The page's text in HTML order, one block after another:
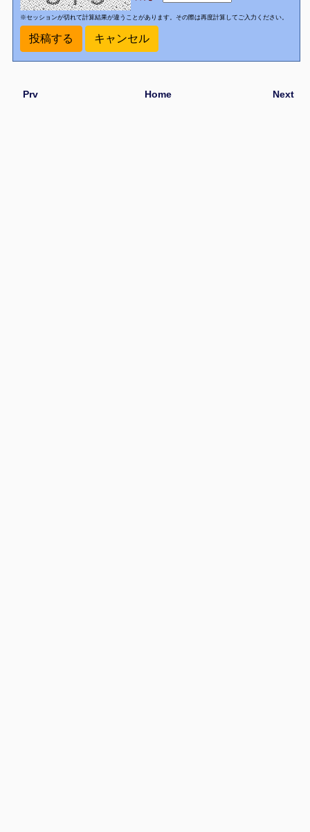
※セッションが切れて計算結果が違うことがあります。その際は再度計算してご入力ください。
Prv Next
Home